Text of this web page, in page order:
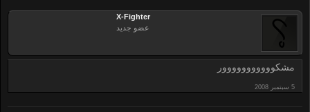
X-Fighter
عضو جديد
مشكووووووووووور